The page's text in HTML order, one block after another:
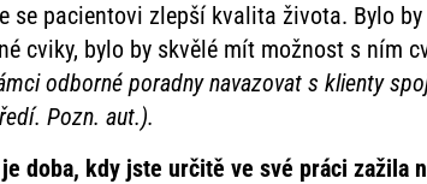
se pacientovi zlepší kvalita života. Bylo
cviky, bylo by skvělé mít možnost s ním
odborné poradny navazovat s klienty
Pozn. aut.).
doba, kdy jste určitě ve své práci